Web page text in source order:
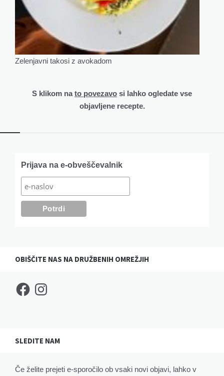
Zelenjavni takosi z avokadom
S klikom nato povezavo si lahko ogledate vse
objavljene recepte.
WidgetsPrijava na e-obveščevalnik
OBIŠČITE NAS NA DRUŽBENIH OMREŽJIH
FacebookInstagram
SLEDITE NAM
Če želite prejeti e-sporočilo ob vsaki novi objavi, lahko v